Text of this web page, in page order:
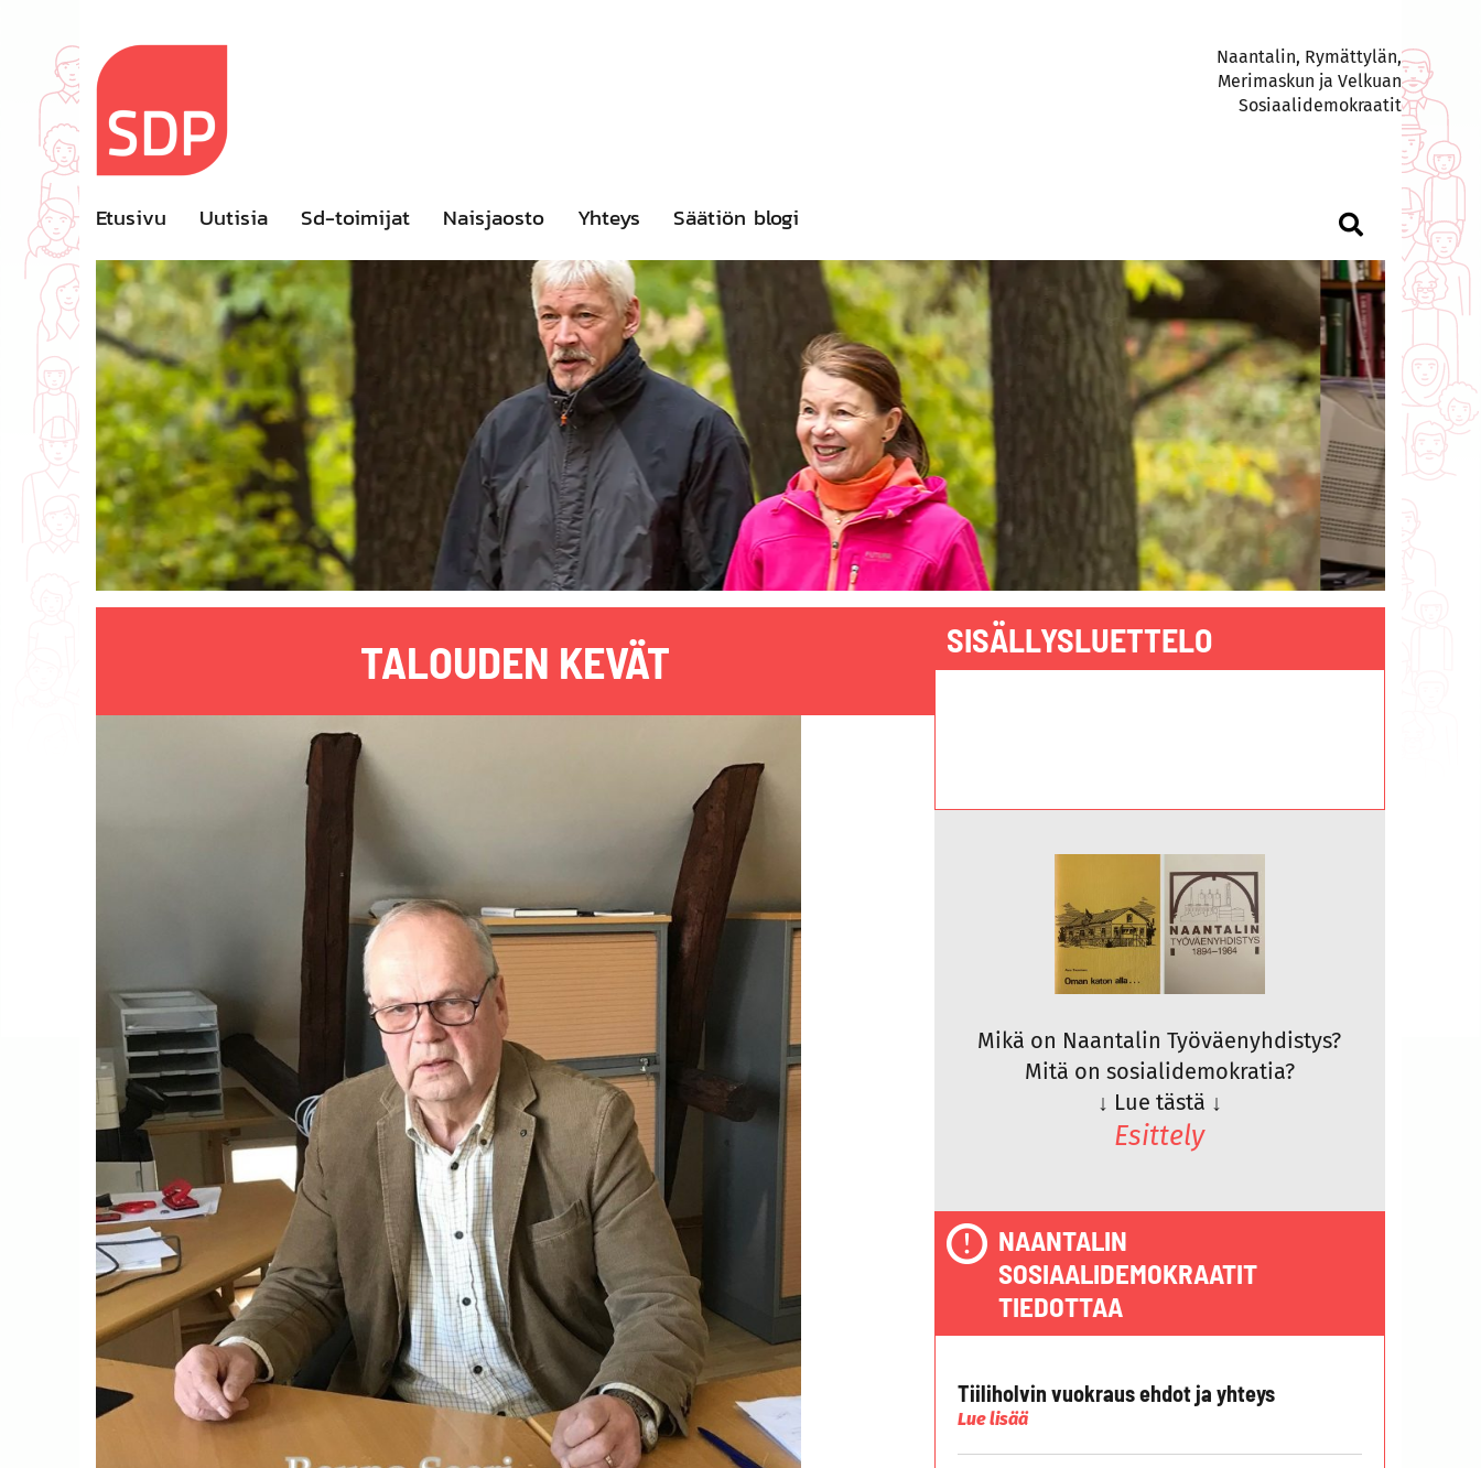
content
Naantalin, Rymättylän,
Merimaskun ja Velkuan
Sosiaalidemokraatit
Etusivu Uutisia Sd-toimijat Naisjaosto Yhteys Säätiön blogi
TALOUDEN KEVÄT SISÄLLYSLUETTELO
Mikä on Naantalin Työväenyhdistys?
Mitä on sosialidemokratia?
↓ Lue tästä ↓
Esittely
NAANTALIN
SOSIAALIDEMOKRAATIT
TIEDOTTAA
Tiiliholvin vuokraus ehdot ja yhteys
Lue lisää